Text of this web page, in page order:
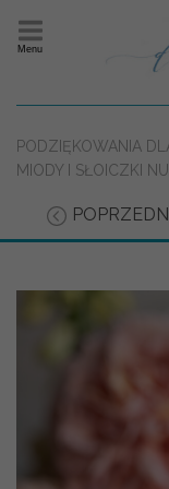
Menu
PODZIĘKOWANIA
MIODY I SŁOICZKI
POPRZEDNI